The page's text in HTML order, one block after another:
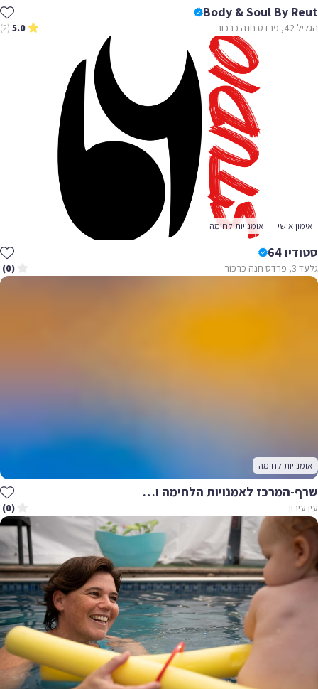
Body & Soul By Reut
הגליל 42, פרדס חנה כרכור 5.0
(2)
אימון אישי אומנויות לחימה
סטודיו 64
גלעד 3, פרדס חנה כרכור (0)
אומנויות לחימה
שרף-המרכז לאמנויות הלחימה והתנועה
עין עירון (0)